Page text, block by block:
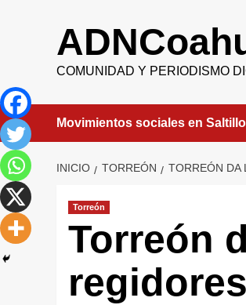
COMUNIDAD Y PERIODISMO
Movimientos sociales en
INICIO TORREÓN TORREÓN DA
Torreón
Torreón
regidores